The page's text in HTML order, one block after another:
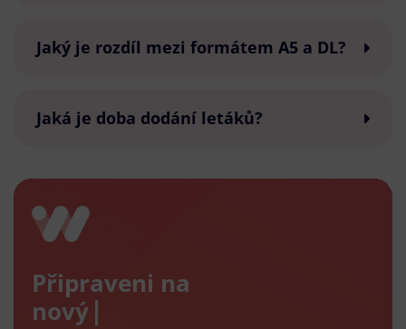
Jaký je rozdíl mezi formátem A5 a DL?
Jaká je doba dodání letáků?
Připraveni na
nový e-sho